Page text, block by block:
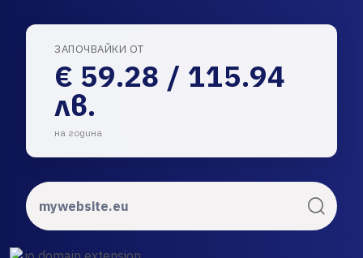
ЗАПОЧВАЙКИ ОТ
€ 59.28 / 115.94
лв.
на година